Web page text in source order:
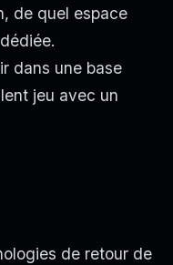
de quel espace
dans une base
jeu avec un
de retour de